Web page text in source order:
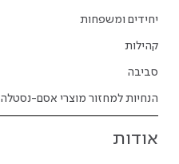
יחידים ומשפחות
קהילות
סביבה
הנחיות למחזור מוצרי אסם-נסטלה
אודות